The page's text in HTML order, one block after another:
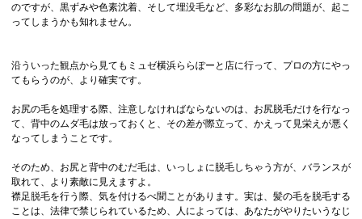
のですが、黒ずみや色素沈着、そして埋没毛など、多彩なお肌の問題が、起こ
ってしまうかも知れません。
沿ういった観点から見てもミュゼ横浜ららぽーと店に行って、プロの方にやっ
てもらうのが、より確実です。
お尻の毛を処理する際、注意しなければならないのは、お尻脱毛だけを行なっ
て、背中のムダ毛は放っておくと、その差が際立って、かえって見栄えが悪く
なってしまうことです。
そのため、お尻と背中のむだ毛は、いっしょに脱毛しちゃう方が、バランスが
取れて、より素敵に見えますよ。
襟足脱毛を行う際、気を付けるべ聞ことがあります。実は、髪の毛を脱毛する
ことは、法律で禁じられているため、人によっては、あなたがやりたいうなじ